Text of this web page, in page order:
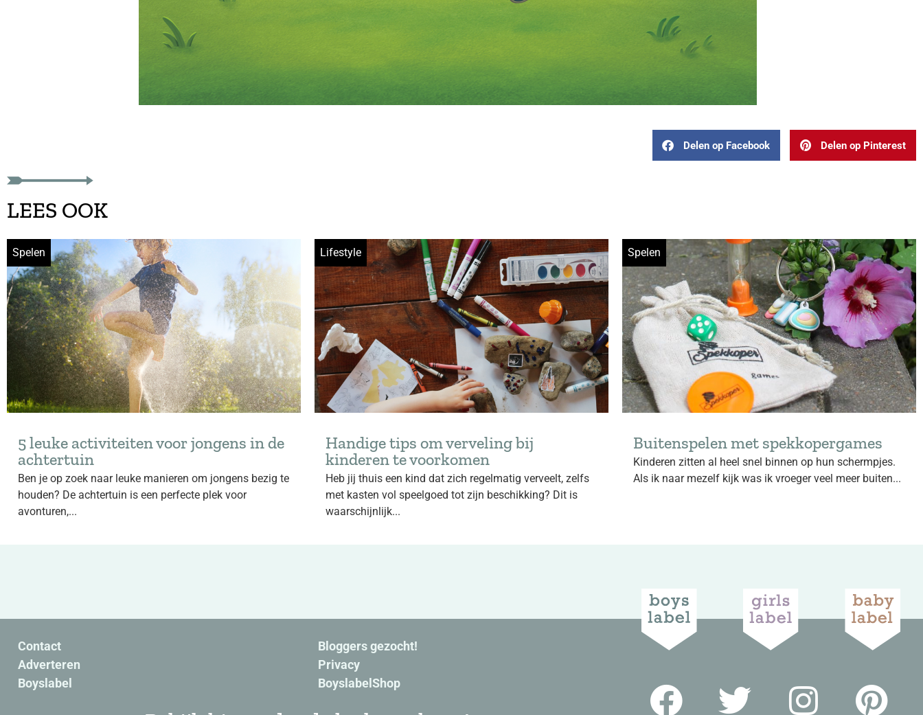
Delen op Facebook Delen op Pinterest
LEES OOK
Spelen
5 leuke activiteiten voor jongens in de
achtertuin
Ben je op zoek naar leuke manieren om jongens bezig te
houden? De achtertuin is een perfecte plek voor
avonturen,...
Lifestyle
Handige tips om verveling bij
kinderen te voorkomen
Heb jij thuis een kind dat zich regelmatig verveelt, zelfs
met kasten vol speelgoed tot zijn beschikking? Dit is
waarschijnlijk...
Spelen
Buitenspelen met spekkopergames
Kinderen zitten al heel snel binnen op hun schermpjes.
Als ik naar mezelf kijk was ik vroeger veel meer buiten...
Contact
Adverteren
Boyslabel
Bloggers gezocht!
Privacy
BoyslabelShop